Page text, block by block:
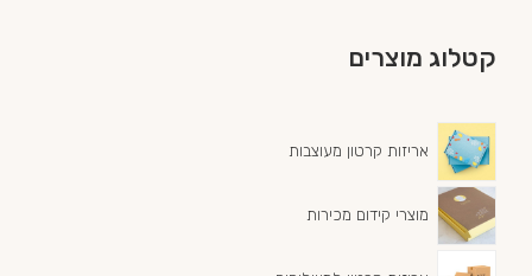
קטלוג מוצרים
אריזות קרטון מעוצבות
מוצרי קידום מכירות